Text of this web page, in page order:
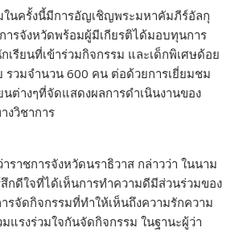
ในครั้งนี้มีการอัญเชิญพระมหาคัมภีร์อัลกุ
ารจังหวัดพร้อมผู้มีเกียรติได้มอบทุนการ
เรียนที่เข้าร่วมกิจกรรม และเด็กพิเศษด้อย
รวมจำนวน 600 คน ต่อด้วยการเยี่ยมชม
นต่างๆที่จัดแสดงผลการดำเนินงานของ
งวิชาการ
ราชการจังหวัดนราธิวาส กล่าวว่า ในนาม
กดีใจที่ได้เห็นการทำความดีมีส่วนร่วมของ
รจัดกิจกรรมที่ทำให้เห็นถึงความรักความ
แรงร่วมใจกันจัดกิจกรรม ในฐานะผู้ว่า